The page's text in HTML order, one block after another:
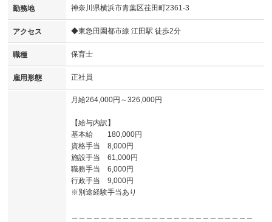
勤務地 神奈川県横浜市青葉区荏田町2361-3
アクセス ◆東急田園都市線 江田駅 徒歩2分
職種 保育士
雇用形態 正社員
月給264,000円～326,000円
【給与内訳】
基本給 180,000円
資格手当 8,000円
施設手当 61,000円
職務手当 6,000円
行政手当 9,000円
※別途経験手当あり